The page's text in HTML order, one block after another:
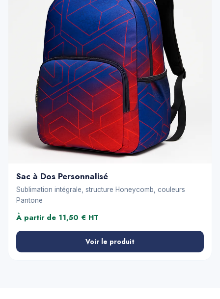
Sac à Dos Personnalisé
Sublimation intégrale, structure Honeycomb, couleurs
Pantone
À partir de 11,50 € HT
Voir le produit